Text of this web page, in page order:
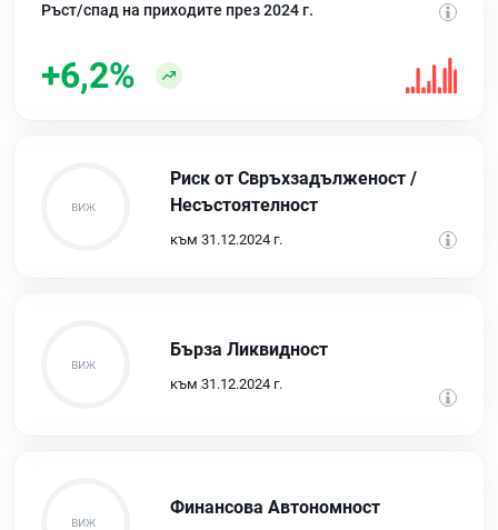
Ръст/спад на приходите през 2024 г.
+6,2%
Риск от Свръхзадълженост /
Несъстоятелност
към 31.12.2024 г.
Бърза Ликвидност
към 31.12.2024 г.
Финансова Автономност